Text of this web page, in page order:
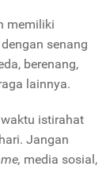
memiliki
senang
berenang,
lainnya.
istirahat
Jangan
media sosial,